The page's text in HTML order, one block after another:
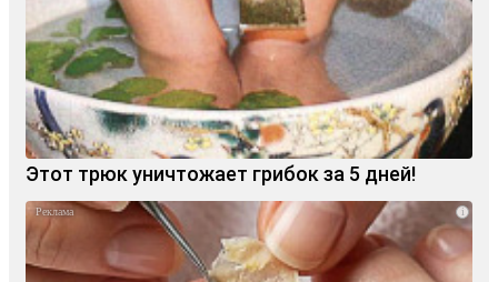
Этот трюк уничтожает грибок за 5 дней!
i